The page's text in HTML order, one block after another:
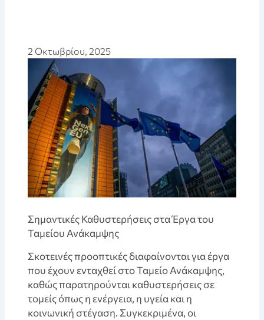
2 Οκτωβρίου, 2025
Σημαντικές Καθυστερήσεις στα Έργα του
Ταμείου Ανάκαμψης
Σκοτεινές προοπτικές διαφαίνονται για έργα
που έχουν ενταχθεί στο Ταμείο Ανάκαμψης,
καθώς παρατηρούνται καθυστερήσεις σε
τομείς όπως η ενέργεια, η υγεία και η
κοινωνική στέγαση. Συγκεκριμένα, οι